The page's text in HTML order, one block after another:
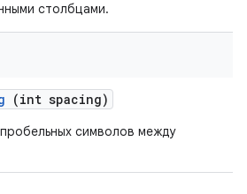
столбцами.
(int spacing)
символов между